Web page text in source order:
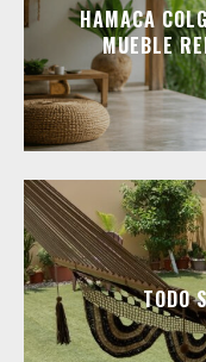
HAMACA
MUEBLE
TODO